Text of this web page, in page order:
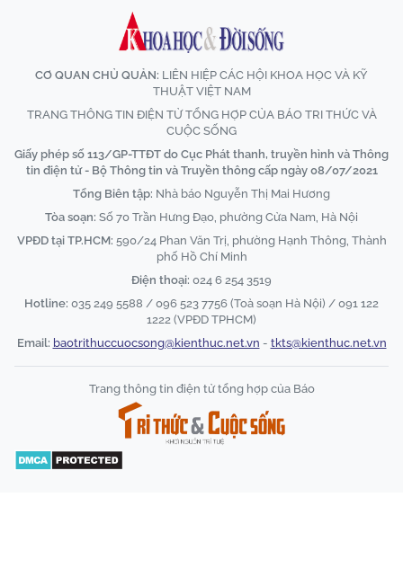
CƠ QUAN CHỦ QUẢN: LIÊN HIỆP CÁC HỘI KHOA HỌC VÀ KỸ
THUẬT VIỆT NAM
TRANG THÔNG TIN ĐIỆN TỬ TỔNG HỢP CỦA BÁO TRI THỨC VÀ
CUỘC SỐNG
Giấy phép số 113/GP-TTĐT do Cục Phát thanh, truyền hình và Thông
tin điện tử - Bộ Thông tin và Truyền thông cấp ngày 08/07/2021
Tổng Biên tập: Nhà báo Nguyễn Thị Mai Hương
Tòa soạn: Số 70 Trần Hưng Đạo, phường Cửa Nam, Hà Nội
VPĐD tại TP.HCM: 590/24 Phan Văn Trị, phường Hạnh Thông, Thành
phố Hồ Chí Minh
Điện thoại: 024 6 254 3519
Hotline: 035 249 5588 / 096 523 7756 (Toà soạn Hà Nội) / 091 122
1222 (VPĐD TPHCM)
Email: baotrithuccuocsong@kienthuc.net.vn - tkts@kienthuc.net.vn
Trang thông tin điện tử tổng hợp của Báo